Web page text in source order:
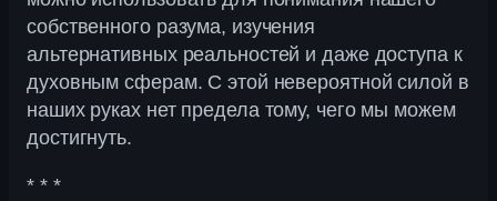
собственного разума, изучения
альтернативных реальностей и даже доступа к
духовным сферам. С этой невероятной силой в
наших руках нет предела тому, чего мы можем
достигнуть.
* * *